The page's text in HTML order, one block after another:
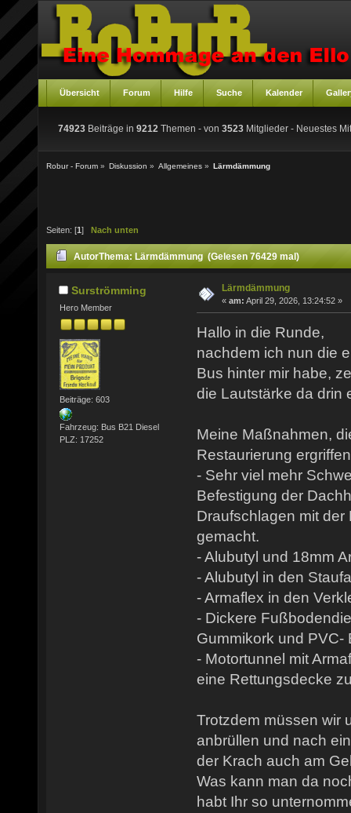
Übersicht Forum Hilfe Suche Kalender
74923 Beiträge in 9212 Themen - von 3523 Mitglieder - Neuestes
Robur - Forum » Diskussion » Allgemeines » Lärmdämmung
Seiten: [1 ] Nach unten
AutorThema: Lärmdämmung (Gelesen 76429 mal)
Surströmming
Hero Member
Beiträge: 603
Fahrzeug: Bus B21 Diesel
PLZ: 17252
Lärmdämmung
« am: April 29, 2026, 13:24:52 »
Hallo in die Runde,
nachdem ich nun die
Bus hinter mir habe,
die Lautstärke da drin
Meine Maßnahmen,
Restaurierung
- Sehr viel mehr
Befestigung der
Draufschlagen mit
gemacht.
- Alubutyl und 18mm
- Alubutyl in den
- Armaflex in den
- Dickere
Gummikork und PVC-
- Motortunnel mit
eine Rettungsdecke
Trotzdem müssen wir
anbrüllen und nach
der Krach auch am
Was kann man da
habt Ihr so